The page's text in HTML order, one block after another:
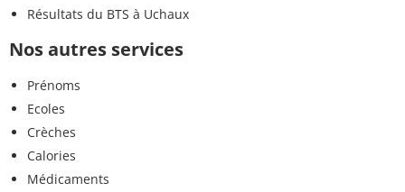
Résultats du BTS à Uchaux
Nos autres services
Prénoms
Ecoles
Crèches
Calories
Médicaments